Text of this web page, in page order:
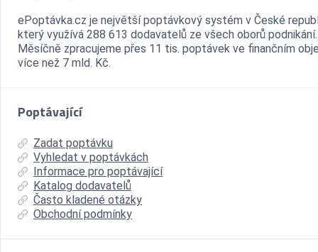
ePoptávka.cz je největší poptávkový systém v České
který využívá 288 613 dodavatelů ze všech oborů podnikání.
Měsíčně zpracujeme přes 11 tis. poptávek ve finančním
více než 7 mld. Kč.
Poptávající
Zadat poptávku
Vyhledat v poptávkách
Informace pro poptávající
Katalog dodavatelů
Často kladené otázky
Obchodní podmínky